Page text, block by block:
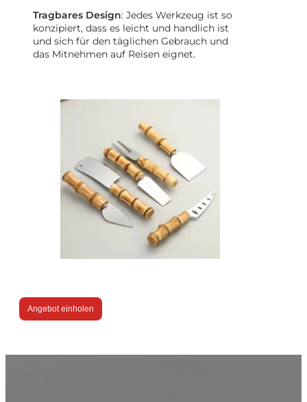
Tragbares Design: Jedes Werkzeug ist so
konzipiert, dass es leicht und handlich ist
und sich für den täglichen Gebrauch und
das Mitnehmen auf Reisen eignet.
Angebot einholen